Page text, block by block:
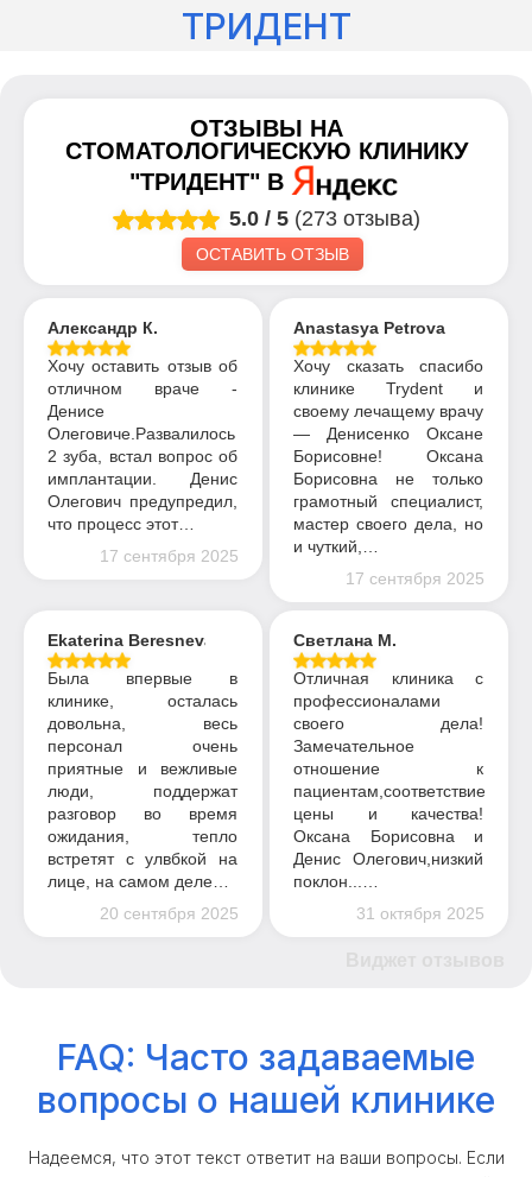
ТРИДЕНТ
ОТЗЫВЫ НА
СТОМАТОЛОГИЧЕСКУЮ КЛИНИКУ
"ТРИДЕНТ" В
5.0 / 5 (273 отзыва)
ОСТАВИТЬ ОТЗЫВ
Александр К.
Хочу оставить отзыв об
отличном враче -
Денисе
Олеговиче.Развалилось
2 зуба, встал вопрос об
имплантации. Денис
Олегович предупредил,
что процесс этот…
17 сентября 2025
Anastasya Petrova
Хочу сказать спасибо
клинике Trydent и
своему лечащему врачу
— Денисенко Оксане
Борисовне! Оксана
Борисовна не только
грамотный специалист,
мастер своего дела, но
и чуткий,…
17 сентября 2025
Ekaterina Beresneva
Была впервые в
клинике, осталась
довольна, весь
персонал очень
приятные и вежливые
люди, поддержат
разговор во время
ожидания, тепло
встретят с улвбкой на
лице, на самом деле…
20 сентября 2025
Светлана М.
Отличная клиника с
профессионалами
своего дела!
Замечательное
отношение к
пациентам,соответствие
цены и качества!
Оксана Борисовна и
Денис Олегович,низкий
поклон...…
31 октября 2025
FAQ: Часто задаваемые
вопросы о нашей клинике
Надеемся, что этот текст ответит на ваши вопросы. Если